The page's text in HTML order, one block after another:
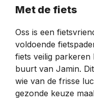
Met de fiets
Oss is een
voldoende
fiets veilig parkeren
buurt van Jamin.
wie van de frisse
gezonde keuze